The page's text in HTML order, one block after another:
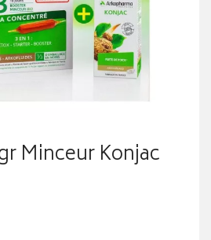
Minceur Konjac